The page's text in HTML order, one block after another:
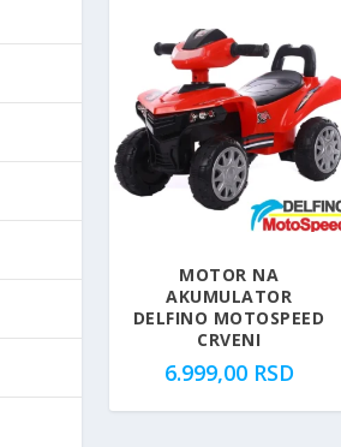
MOTOR NA
AKUMULATOR
DELFINO MOTOSPEED
CRVENI
6.999,00 RSD